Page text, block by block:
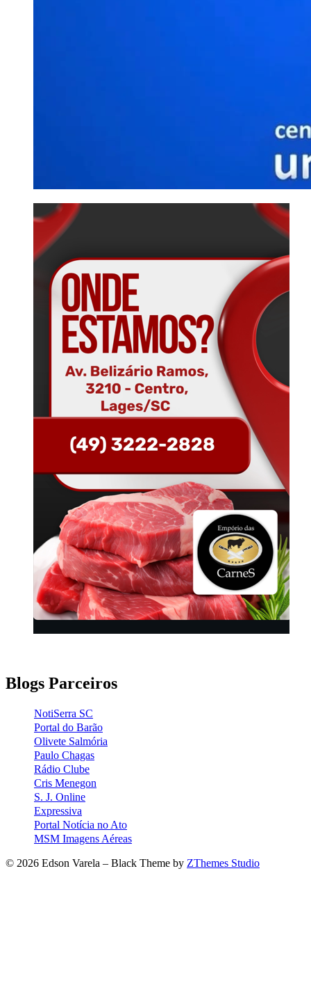
Blogs Parceiros
NotiSerra SC
Portal do Barão
Olivete Salmória
Paulo Chagas
Rádio Clube
Cris Menegon
S. J. Online
Expressiva
Portal Notícia no Ato
MSM Imagens Aéreas
© 2026 Edson Varela – Black Theme by ZThemes Studio